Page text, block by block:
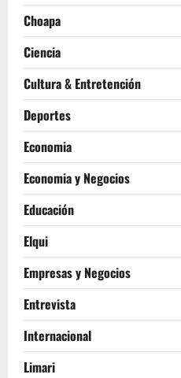
Choapa
Ciencia
Cultura & Entretención
Deportes
Economia
Economia y Negocios
Educación
Elqui
Empresas y Negocios
Entrevista
Internacional
Limari